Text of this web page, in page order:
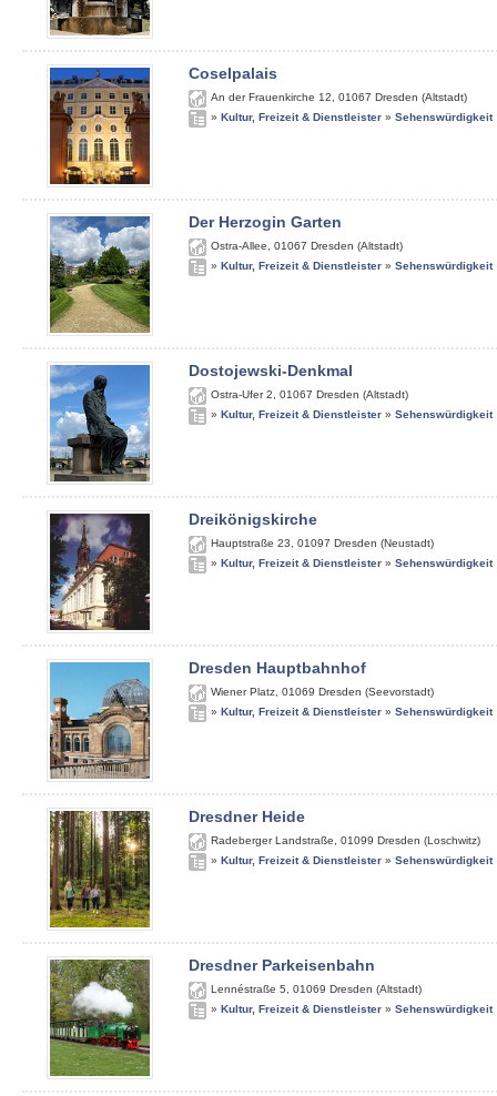
Coselpalais
An der Frauenkirche 12 01067 Dresden (Altstadt)
» Kultur, Freizeit & Dienstleister » Sehenswürdigkeit
Der Herzogin Garten
Ostra-Allee 01067 Dresden (Altstadt)
» Kultur, Freizeit & Dienstleister » Sehenswürdigkeit
Dostojewski-Denkmal
Ostra-Ufer 2 01067 Dresden (Altstadt)
» Kultur, Freizeit & Dienstleister » Sehenswürdigkeit
Dreikönigskirche
Hauptstraße 23 01097 Dresden (Neustadt)
» Kultur, Freizeit & Dienstleister » Sehenswürdigkeit
Dresden Hauptbahnhof
Wiener Platz 01069 Dresden (Seevorstadt)
» Kultur, Freizeit & Dienstleister » Sehenswürdigkeit
Dresdner Heide
Radeberger Landstraße 01099 Dresden (Loschwitz)
» Kultur, Freizeit & Dienstleister » Sehenswürdigkeit
Dresdner Parkeisenbahn
Lennéstraße 5 01069 Dresden (Altstadt)
» Kultur, Freizeit & Dienstleister » Sehenswürdigkeit